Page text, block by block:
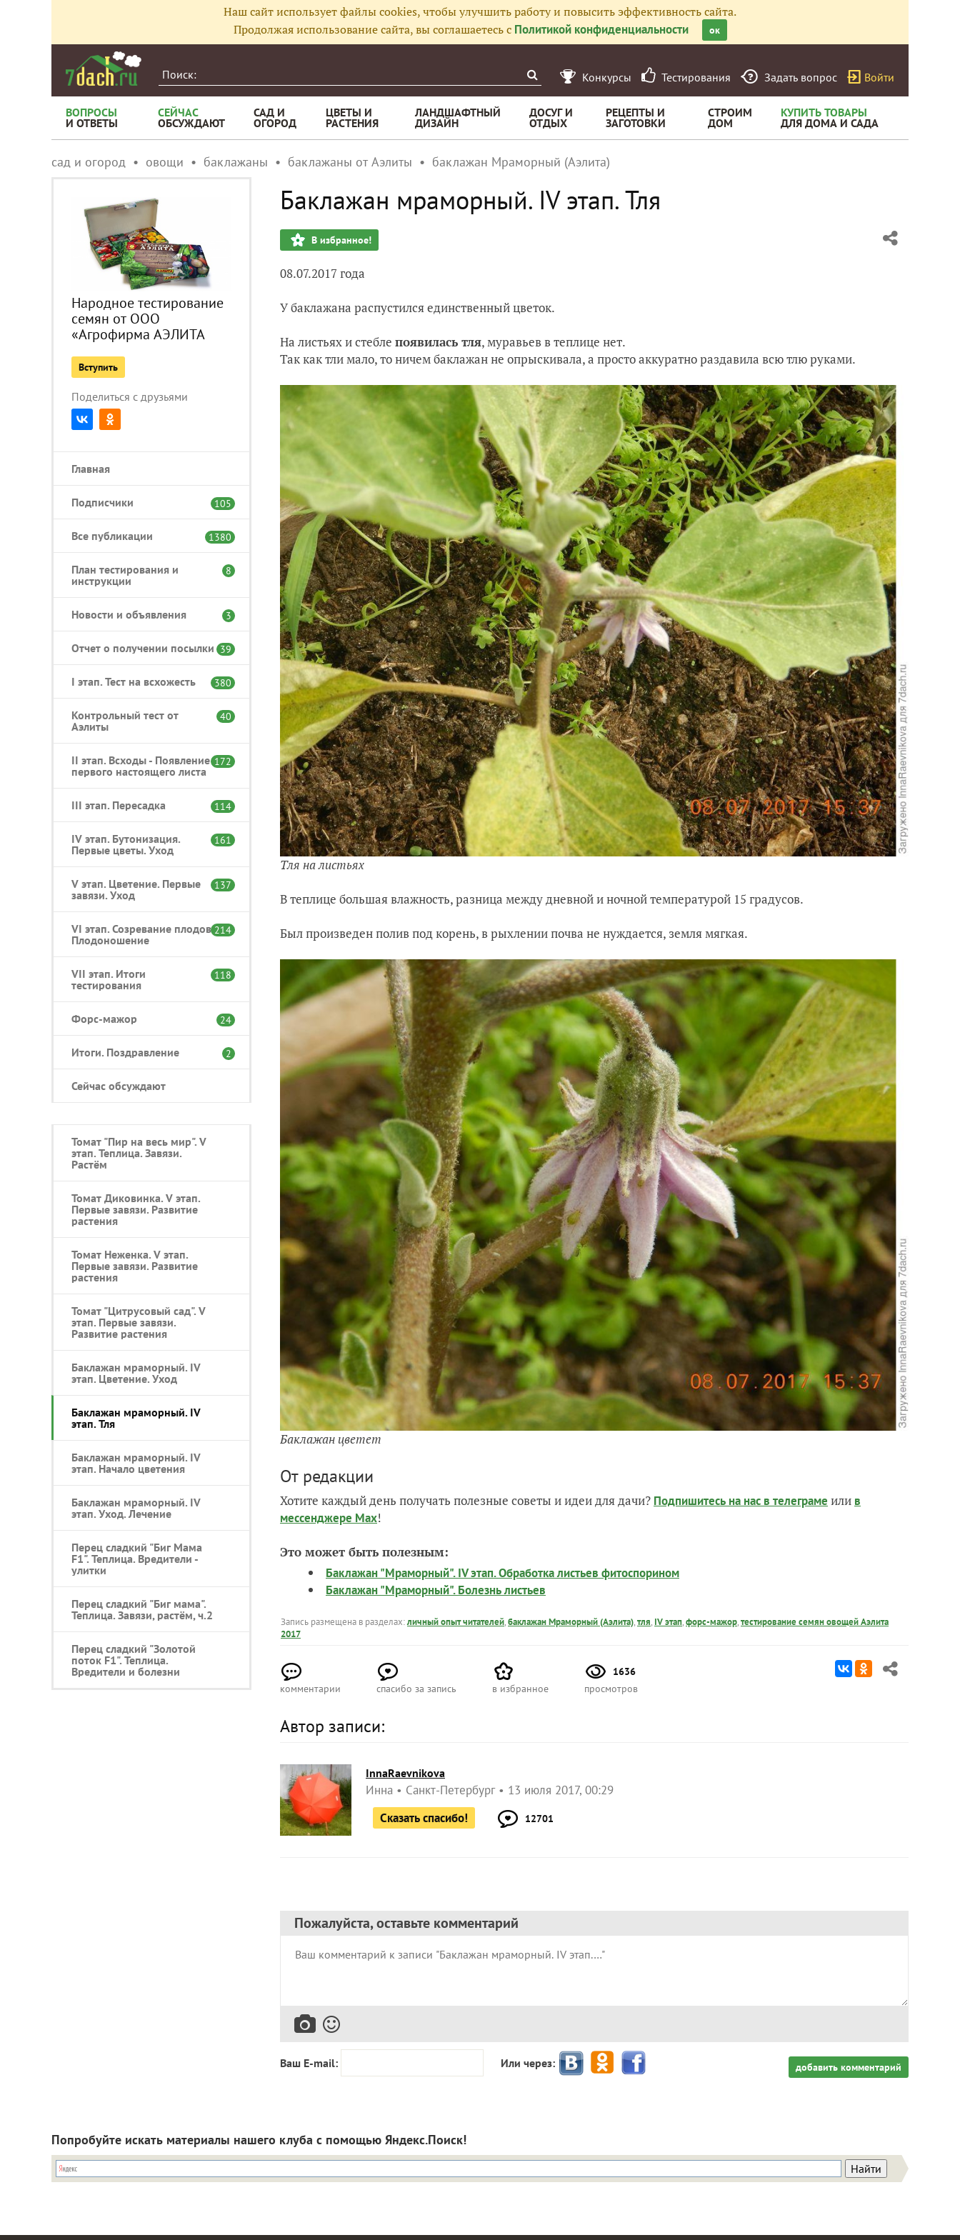
Наш сайт использует файлы cookies, чтобы улучшить работу и повысить эффективность сайта.
Продолжая использование сайта, вы соглашаетесь с Политикой конфиденциальности ок
Конкурсы Тестирования Задать вопрос Войти
ВОПРОСЫ
И ОТВЕТЫ
СЕЙЧАС
ОБСУЖДАЮТ
САД И
ОГОРОД
ЦВЕТЫ И
РАСТЕНИЯ
ЛАНДШАФТНЫЙ
ДИЗАЙН
ДОСУГ И
ОТДЫХ
РЕЦЕПТЫ И
ЗАГОТОВКИ
СТРОИМ
ДОМ
КУПИТЬ ТОВАРЫ
ДЛЯ ДОМА И САДА
сад и огород овощи баклажаны баклажаны от Аэлиты баклажан Мраморный (Аэлита)
Народное тестирование
семян от ООО
«Агрофирма АЭЛИТА
Вступить
Поделиться с друзьями
Главная
Подписчики 105
Все публикации 1380
План тестирования и
инструкции
8
Новости и объявления 3
Отчет о получении посылки 39
I этап. Тест на всхожесть 380
Контрольный тест от
Аэлиты
40
II этап. Всходы - Появление
первого настоящего листа
172
III этап. Пересадка 114
IV этап. Бутонизация.
Первые цветы. Уход
161
V этап. Цветение. Первые
завязи. Уход
137
VI этап. Созревание плодов.
Плодоношение
214
VII этап. Итоги
тестирования
118
Форс-мажор 24
Итоги. Поздравление 2
Сейчас обсуждают
Томат "Пир на весь мир". V
этап. Теплица. Завязи.
Растём
Томат Диковинка. V этап.
Первые завязи. Развитие
растения
Томат Неженка. V этап.
Первые завязи. Развитие
растения
Томат "Цитрусовый сад". V
этап. Первые завязи.
Развитие растения
Баклажан мраморный. IV
этап. Цветение. Уход
Баклажан мраморный. IV
этап. Тля
Баклажан мраморный. IV
этап. Начало цветения
Баклажан мраморный. IV
этап. Уход. Лечение
Перец сладкий "Биг Мама
F1". Теплица. Вредители -
улитки
Перец сладкий "Биг мама".
Теплица. Завязи, растём, ч.2
Перец сладкий "Золотой
поток F1". Теплица.
Вредители и болезни
Баклажан мраморный. IV этап. Тля
В избранное!
08.07.2017 года
У баклажана распустился единственный цветок.
На листьях и стебле появилась тля, муравьев в теплице нет.
Так как тли мало, то ничем баклажан не опрыскивала, а просто аккуратно раздавила всю тлю руками.
Тля на листьях
В теплице большая влажность, разница между дневной и ночной температурой 15 градусов.
Был произведен полив под корень, в рыхлении почва не нуждается, земля мягкая.
Баклажан цветет
От редакции
Хотите каждый день получать полезные советы и идеи для дачи? Подпишитесь на нас в телеграме или в
мессенджере Max!
Это может быть полезным:
Баклажан "Мраморный". IV этап. Обработка листьев фитоспорином
Баклажан "Мраморный". Болезнь листьев
Запись размещена в разделах:личный опыт читателей,баклажан Мраморный (Аэлита),тля, IV этап,форс-мажор,тестирование семян овощей Аэлита
2017
комментарии спасибо за запись в избранное
1636
просмотров
Автор записи:
InnaRaevnikova
Инна Санкт-Петербург
13 июля 2017, 00:29
Сказать спасибо!
12701
Пожалуйста, оставьте комментарий
Ваш E-mail: Или через: добавить комментарий
Попробуйте искать материалы нашего клуба с помощью Яндекс.Поиск!